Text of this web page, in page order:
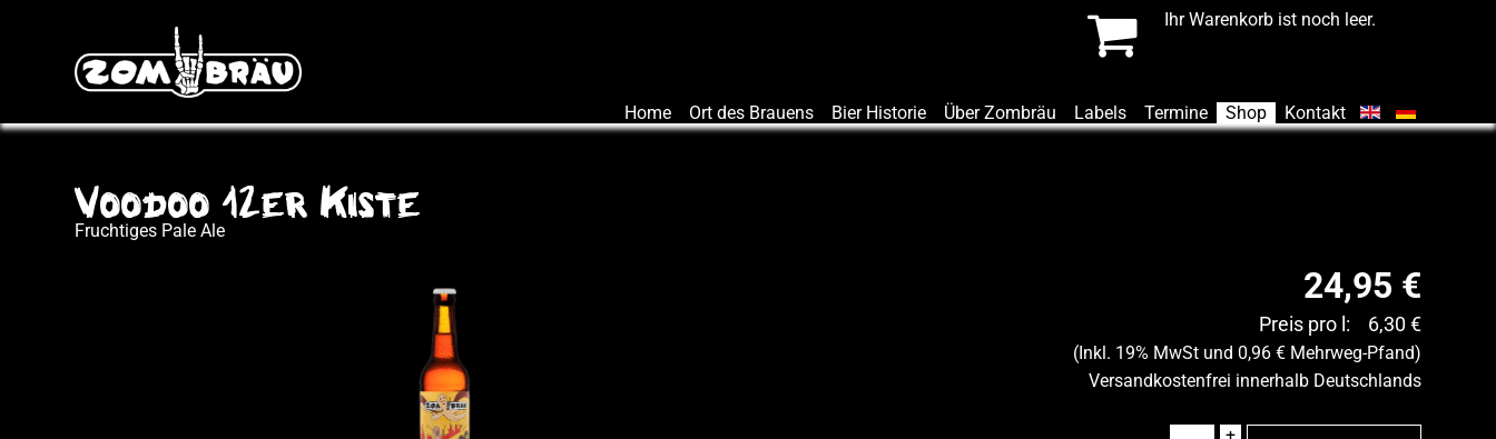
Ihr Warenkorb ist noch leer.
Home Ort des Brauens Bier Historie Über Zombräu Labels Termine Shop Kontakt
Voodoo 12er Kiste
Fruchtiges Pale Ale
24,95 €
Preis pro l: 6,30 €
(Inkl. 19% MwSt und 0,96 € Mehrweg-Pfand)
Versandkostenfrei innerhalb Deutschlands